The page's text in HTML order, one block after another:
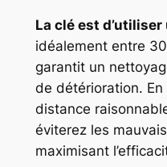
La clé est
idéalement entre
garantit un
de détérioration.
distance
éviterez les
maximisant